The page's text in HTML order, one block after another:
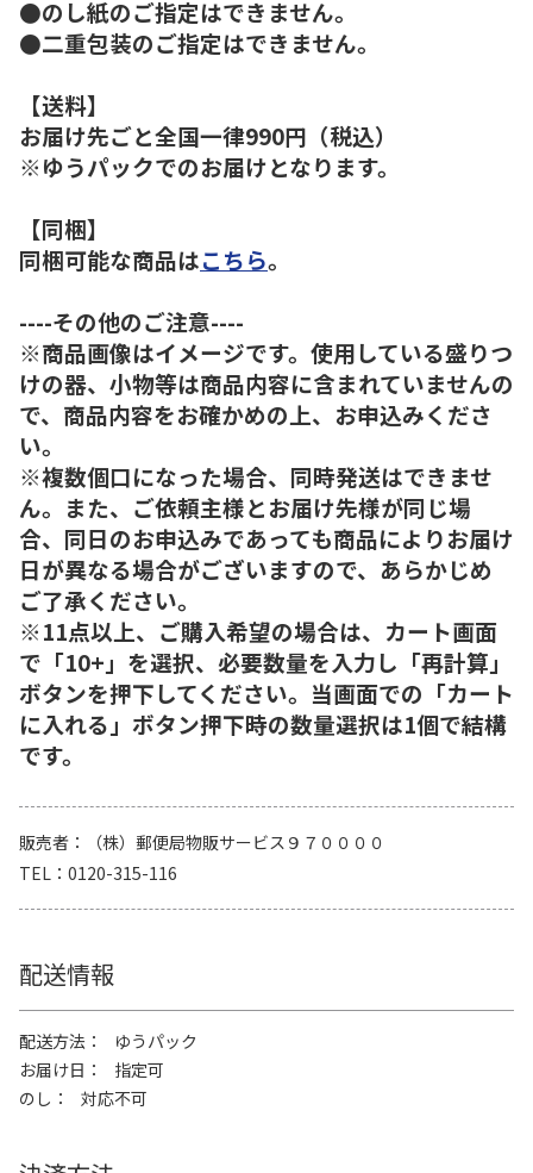
●のし紙のご指定はできません。
●二重包装のご指定はできません。
【送料】
お届け先ごと全国一律990円（税込）
※ゆうパックでのお届けとなります。
【同梱】
同梱可能な商品はこちら。
----その他のご注意----
※商品画像はイメージです。使用している盛りつ
けの器、小物等は商品内容に含まれていませんの
で、商品内容をお確かめの上、お申込みくださ
い。
※複数個口になった場合、同時発送はできませ
ん。また、ご依頼主様とお届け先様が同じ場
合、同日のお申込みであっても商品によりお届け
日が異なる場合がございますので、あらかじめ
ご了承ください。
※11点以上、ご購入希望の場合は、カート画面
で「10+」を選択、必要数量を入力し「再計算」
ボタンを押下してください。当画面での「カート
に入れる」ボタン押下時の数量選択は1個で結構
です。
販売者
（株）郵便局物販サービス９７００００
TEL
0120-315-116
配送情報
配送方法
ゆうパック
お届け日
指定可
のし
対応不可